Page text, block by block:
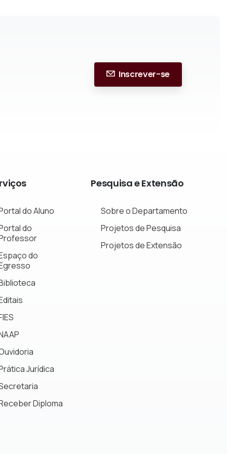
Inscrever-se
do Aluno
do
do
Jurídica
Diploma
PesquisaeExtensão
Sobre o Departamento
Projetos de Pesquisa
Projetos de Extensão